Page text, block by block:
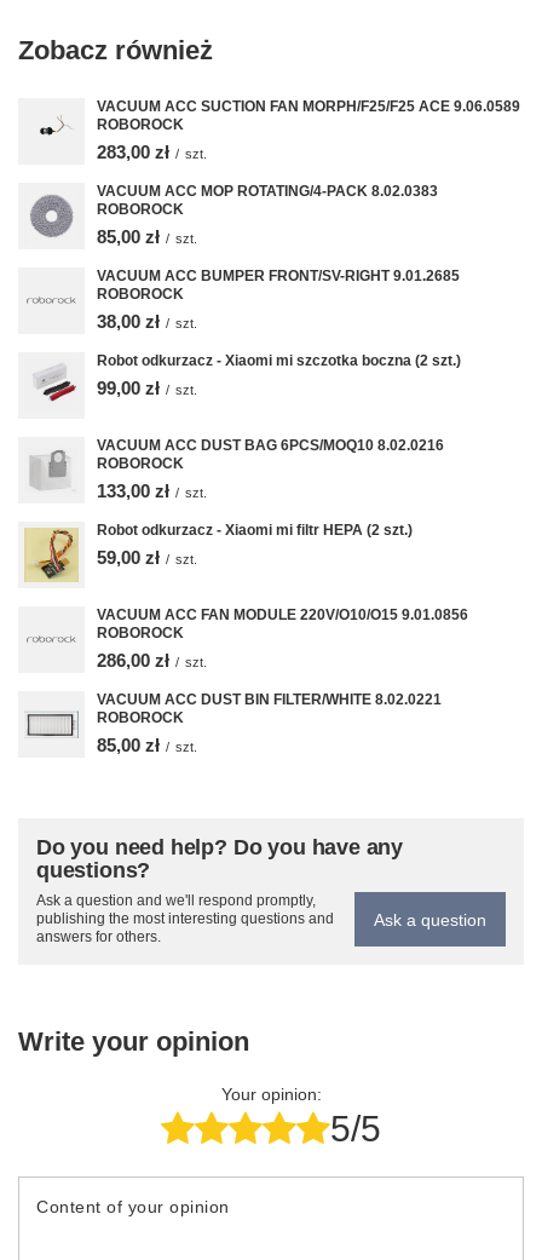
Zobacz również
VACUUM ACC SUCTION FAN MORPH/F25/F25 ACE 9.06.0589
ROBOROCK
283,00 zł / szt.
VACUUM ACC MOP ROTATING/4-PACK 8.02.0383
ROBOROCK
85,00 zł / szt.
VACUUM ACC BUMPER FRONT/SV-RIGHT 9.01.2685
ROBOROCK
38,00 zł / szt.
Robot odkurzacz - Xiaomi mi szczotka boczna (2 szt.)
99,00 zł / szt.
VACUUM ACC DUST BAG 6PCS/MOQ10 8.02.0216
ROBOROCK
133,00 zł / szt.
Robot odkurzacz - Xiaomi mi filtr HEPA (2 szt.)
59,00 zł / szt.
VACUUM ACC FAN MODULE 220V/O10/O15 9.01.0856
ROBOROCK
286,00 zł / szt.
VACUUM ACC DUST BIN FILTER/WHITE 8.02.0221
ROBOROCK
85,00 zł / szt.
Do you need help? Do you have any
questions?
Ask a question and we'll respond promptly,
publishing the most interesting questions and
answers for others.
Ask a question
Write your opinion
Your opinion:
5/5
Content of your opinion